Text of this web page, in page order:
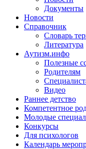
Документы
Новости
Справочник
Словарь
Литература
Аутизм.инфо
Полезные
Родителям
Видео
Раннее детство
Компетентное
Молодые
Конкурсы
Для психологов
Календарь